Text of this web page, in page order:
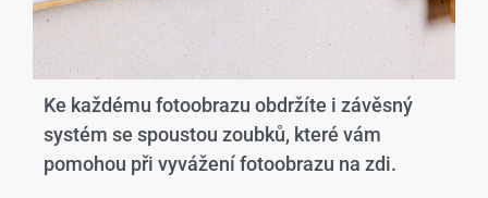
Ke každému fotoobrazu obdržíte i závěsný
systém se spoustou zoubků, které vám
pomohou při vyvážení fotoobrazu na zdi.